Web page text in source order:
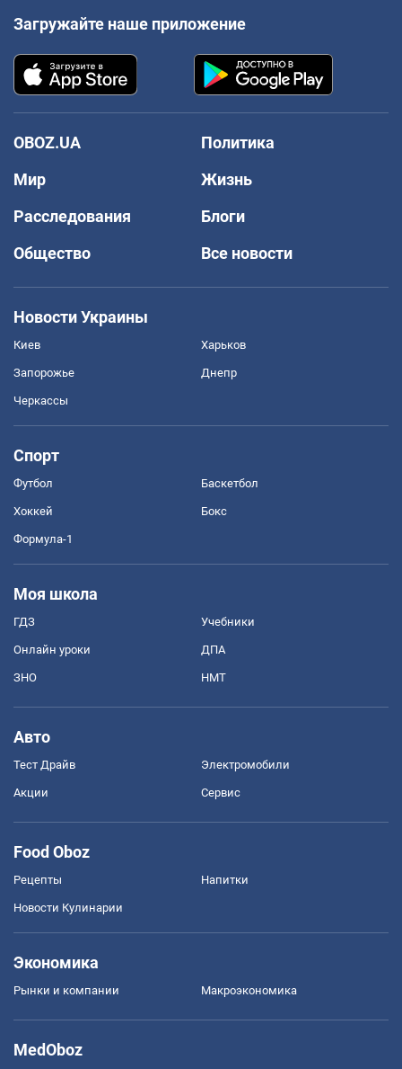
Загружайте наше приложение
OBOZ.UA
Политика
Мир
Жизнь
Расследования
Блоги
Общество
Все новости
Новости Украины
Киев Харьков
Запорожье Днепр
Черкассы
Спорт
Футбол Баскетбол
Хоккей Бокс
Формула-1
Моя школа
ГДЗ Учебники
Онлайн уроки ДПА
ЗНО НМТ
Авто
Тест Драйв Электромобили
Акции Сервис
Food Oboz
Рецепты Напитки
Новости Кулинарии
Экономика
Рынки и компании Mакроэкономика
MedOboz